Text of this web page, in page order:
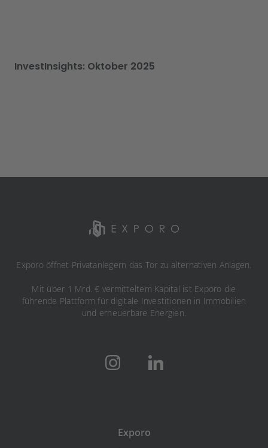
InvestInsights: Oktober 2025
Exporo öffnet Privatanlegern das Tor zu alternativen Anlagen.
Mit über 1 Mrd. € vermitteltem Kapital ist Exporo die
führende Plattform für digitale Investitionen in Immobilien
und erneuerbare Energien.
Exporo